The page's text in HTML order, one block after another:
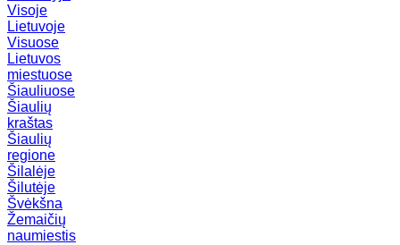
Visoje
Lietuvoje
Visuose
Lietuvos
miestuose
Šiauliuose
Šiaulių
kraštas
Šiaulių
regione
Šilalėje
Šilutėje
Švėkšna
Žemaičių
naumiestis